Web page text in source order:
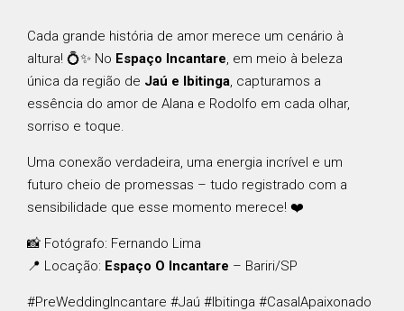
Cada grande história de amor merece um cenário à
altura! 💍✨ No Espaço Incantare, em meio à beleza
única da região de Jaú e Ibitinga, capturamos a
essência do amor de Alana e Rodolfo em cada olhar,
sorriso e toque.
Uma conexão verdadeira, uma energia incrível e um
futuro cheio de promessas – tudo registrado com a
sensibilidade que esse momento merece! ❤️
📸 Fotógrafo: Fernando Lima
📍 Locação: Espaço O Incantare – Bariri/SP
#PreWeddingIncantare #Jaú #Ibitinga #CasalApaixonado